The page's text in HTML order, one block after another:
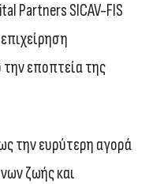
Partners SICAV-FIS
εποπτεία της
την ευρύτερη αγορά
ζωής και